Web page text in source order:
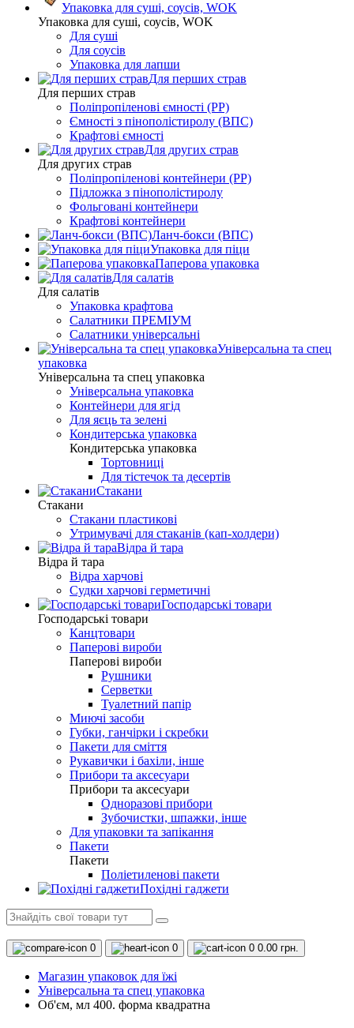
Упаковка для суші, соусів, WOK
Упаковка для суші, соусів, WOK
Для суші
Для соусів
Упаковка для лапши
Для перших страв
Для перших страв
Поліпропіленові ємності (PP)
Ємності з пінополістиролу (ВПС)
Крафтові ємності
Для других страв
Для других страв
Поліпропіленові контейнери (PP)
Підложка з пінополістиролу
Фольговані контейнери
Крафтові контейнери
Ланч-бокси (ВПС)
Упаковка для піци
Паперова упаковка
Для салатів
Для салатів
Упаковка крафтова
Салатники ПРЕМІУМ
Салатники універсальні
Універсальна та спец
упаковка
Універсальна та спец упаковка
Універсальна упаковка
Контейнери для ягід
Для яєць та зелені
Кондитерська упаковка
Кондитерська упаковка
Тортовниці
Для тістечок та десертів
Стакани
Стакани
Стакани пластикові
Утримувачі для стаканів (кап-холдери)
Відра й тара
Відра й тара
Відра харчові
Судки харчові герметичні
Господарські товари
Господарські товари
Канцтовари
Паперові вироби
Паперові вироби
Рушники
Серветки
Туалетний папір
Миючі засоби
Губки, ганчірки і скребки
Пакети для сміття
Рукавички і бахіли, інше
Прибори та аксесуари
Прибори та аксесуари
Одноразові прибори
Зубочистки, шпажки, інше
Для упаковки та запікання
Пакети
Пакети
Поліетиленові пакети
Похідні гаджети
0 0 0 0.00 грн.
Магазин упаковок для їжі
Універсальна та спец упаковка
Об'єм, мл 400. форма квадратна